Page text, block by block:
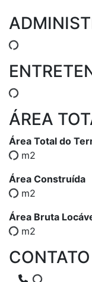
ÁREA
Área Total do
m2
Área Construída
m2
Área Bruta
m2
CONTATO